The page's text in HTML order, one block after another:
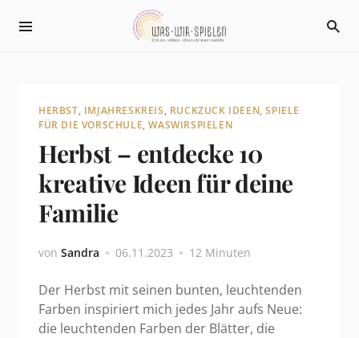
HERBST, IMJAHRESKREIS, RUCKZUCK IDEEN,SPIELE
FÜR DIE VORSCHULE,WASWIRSPIELEN
Herbst – entdecke 10
kreative Ideen für deine
Familie
von Sandra 06.11.2023 12 Minuten
Der Herbst mit seinen bunten, leuchtenden
Farben inspiriert mich jedes Jahr aufs Neue:
die leuchtenden Farben der Blätter, die